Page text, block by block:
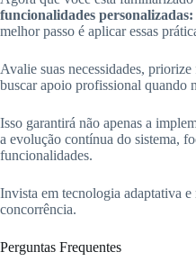
funcionalidades personalizadas:
melhor passo é aplicar essas
Avalie suas necessidades,
buscar apoio profissional quando
Isso garantirá não apenas a
a evolução contínua do sistema,
funcionalidades.
Invista em tecnologia adaptativa e
concorrência.
Perguntas Frequentes